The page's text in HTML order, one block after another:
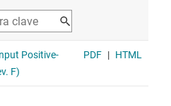
propagation delay 20ns,